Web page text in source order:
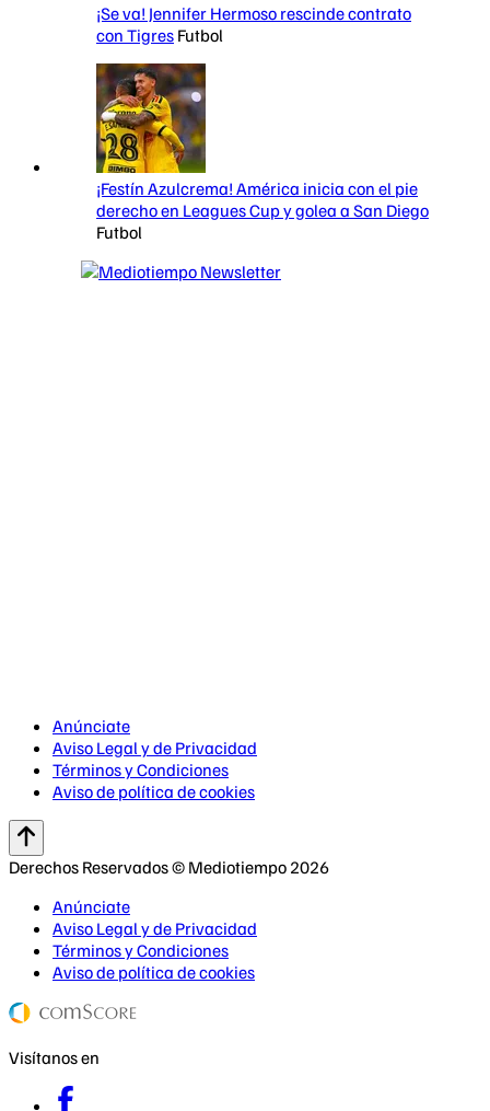
¡Se va! Jennifer Hermoso rescinde contrato
con Tigres Futbol
¡Festín Azulcrema! América inicia con el pie
derecho en Leagues Cup y golea a San Diego
Futbol
Anúnciate
Aviso Legal y de Privacidad
Términos y Condiciones
Aviso de política de cookies
Derechos Reservados © Mediotiempo 2026
Anúnciate
Aviso Legal y de Privacidad
Términos y Condiciones
Aviso de política de cookies
Visítanos en